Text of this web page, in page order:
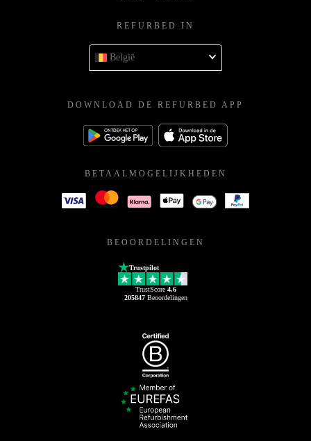
REFURBED IN
België
DOWNLOAD DE REFURBED APP
BETAALMOGELIJKHEDEN
BEOORDELINGEN
Trustpilot
TrustScore 4.6
205847Beoordelingen